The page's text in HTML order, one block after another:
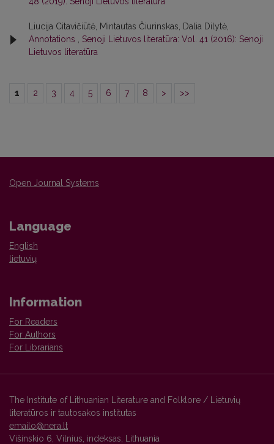
Liucija Citavičiūtė, Mintautas Čiurinskas, Dalia Dilytė,
Annotations , Senoji Lietuvos literatūra: Vol. 41 (2016): Senoji
Lietuvos literatūra
1 2 3 4 5 6 7 8 > >>
Open Journal Systems
Language
English
lietuvių
Information
For Readers
For Authors
For Librarians
The Institute of Lithuanian Literature and Folklore / Lietuvių
literatūros ir tautosakos institutas
emailo@nera.lt
Višinskio 6, Vilnius, indeksas, Lithuania